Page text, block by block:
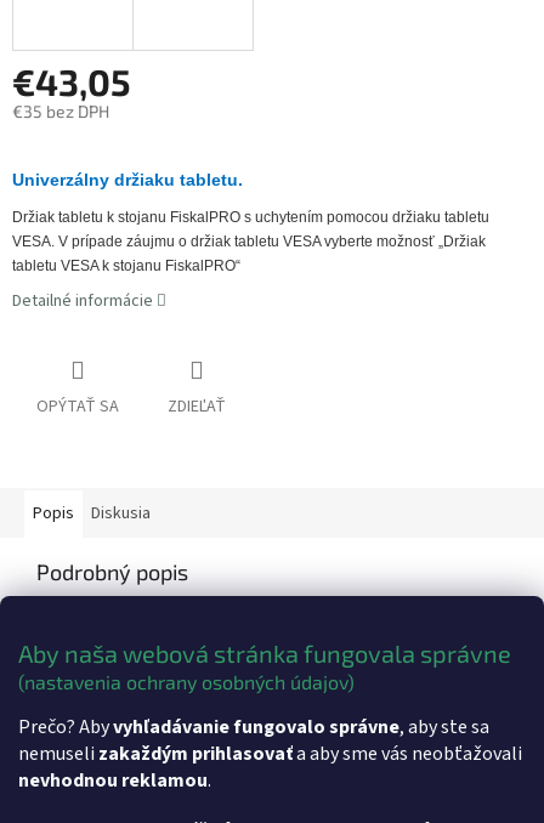
Aby naša webová stránka fungovala správne
(nastavenia ochrany osobných údajov)
Prečo? Abyvyhľadávanie fungovalo správne, aby ste sa
nemuseli zakaždým prihlasovaťa aby sme vás neobťažovali
nevhodnou reklamou.
€43,05
€35 bez DPH
Univerzálny držiaku tabletu.
Držiak tabletu k stojanu FiskalPRO s uchytením pomocou držiaku tabletu
VESA. V prípade záujmu o držiak tabletu VESA vyberte možnosť „Držiak
tabletu VESA k stojanu FiskalPRO“
Detailné informácie
OPÝTAŤ SA ZDIEĽAŤ
Popis Diskusia
Podrobný popis
Rozmery:
130x190x45 mm
Váha:
Cca 550g
Dodatočné parametre
Kategória
eKasa, Registračné pokladnice